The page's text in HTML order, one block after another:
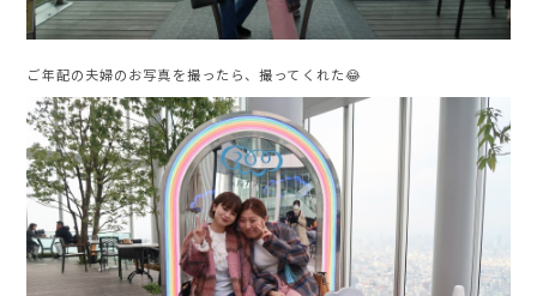
ご年配の夫婦のお写真を撮ったら、撮ってくれた😂